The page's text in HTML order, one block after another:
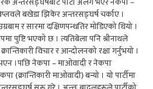
बखेडा झिकेर अन्तरसङ्घर्ष चर्काए ।
र सारमा दक्षिणपन्थतिर मोडिएको थियो ।
पुष्टि भएको छ । त्यतिबेला पनि श्रीनाथले
विचार र आन्दोलनको रक्षा गर्नुभयो ।
।पछि नेकपा – माओवादी र नेकपा
माओवादी) बन्यो । यो पार्टीमा